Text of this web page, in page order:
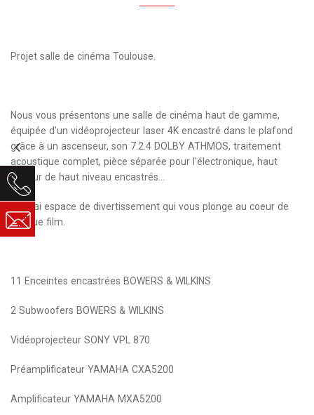
Projet salle de cinéma Toulouse.
Nous vous présentons une salle de cinéma haut de gamme,
équipée d'un vidéoprojecteur laser 4K encastré dans le plafond
grâce à un ascenseur, son 7.2.4 DOLBY ATHMOS, traitement
acoustique complet, pièce séparée pour l'électronique, haut
parleur de haut niveau encastrés...
Un vrai espace de divertissement qui vous plonge au coeur de
chaque film.
11 Enceintes encastrées BOWERS & WILKINS
2 Subwoofers BOWERS & WILKINS
Vidéoprojecteur SONY VPL 870
Préamplificateur YAMAHA CXA5200
Amplificateur YAMAHA MXA5200